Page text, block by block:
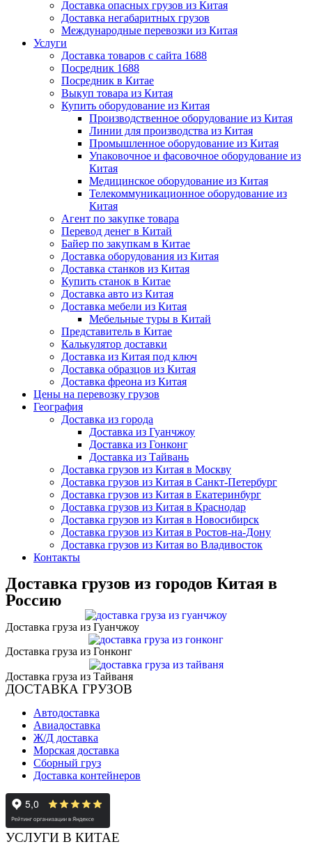
Доставка опасных грузов из Китая
Доставка негабаритных грузов
Международные перевозки из Китая
Услуги
Доставка товаров с сайта 1688
Посредник 1688
Посредник в Китае
Выкуп товара из Китая
Купить оборудование из Китая
Производственное оборудование из Китая
Линии для производства из Китая
Промышленное оборудование из Китая
Упаковочное и фасовочное оборудование из
Китая
Медицинское оборудование из Китая
Телекоммуникационное оборудование из
Китая
Агент по закупке товара
Перевод денег в Китай
Байер по закупкам в Китае
Доставка оборудования из Китая
Доставка станков из Китая
Купить станок в Китае
Доставка авто из Китая
Доставка мебели из Китая
Мебельные туры в Китай
Представитель в Китае
Калькулятор доставки
Доставка из Китая под ключ
Доставка образцов из Китая
Доставка фреона из Китая
Цены на перевозку грузов
География
Доставка из города
Доставка из Гуанчжоу
Доставка из Гонконг
Доставка из Тайвань
Доставка грузов из Китая в Москву
Доставка грузов из Китая в Санкт-Петербург
Доставка грузов из Китая в Екатеринбург
Доставка грузов из Китая в Краснодар
Доставка грузов из Китая в Новосибирск
Доставка грузов из Китая в Ростов-на-Дону
Доставка грузов из Китая во Владивосток
Контакты
Доставка грузов из городов Китая в
Россию
Доставка груза из Гуанчжоу
Доставка груза из Гонконг
Доставка груза из Тайваня
ДОСТАВКА ГРУЗОВ
Автодоставка
Авиадоставка
Ж/Д доставка
Морская доставка
Сборный груз
Доставка контейнеров
УСЛУГИ В КИТАЕ